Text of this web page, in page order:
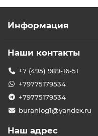
Информация
Наши контакты
+7 (495) 989-16-51
+79775179534
+79775179534
buranlog1@yandex.ru
Наш адрес